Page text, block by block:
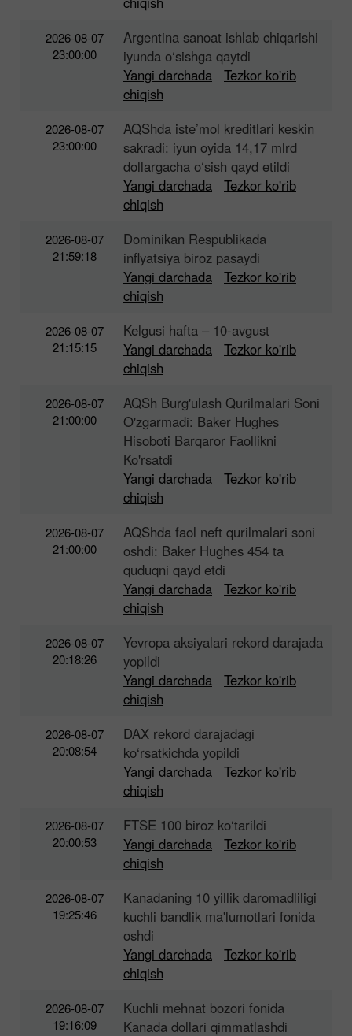
2026-08-07
23:00:00
Argentina sanoat ishlab chiqarishi
iyunda o‘sishga qaytdi
Yangi darchada
Tezkor ko'rib
chiqish
2026-08-07
23:00:00
AQShda iste’mol kreditlari keskin
sakradi: iyun oyida 14,17 mlrd
dollargacha o‘sish qayd etildi
Yangi darchada
Tezkor ko'rib
chiqish
2026-08-07
21:59:18
Dominikan Respublikada
inflyatsiya biroz pasaydi
Yangi darchada
Tezkor ko'rib
chiqish
2026-08-07
21:15:15
Kelgusi hafta – 10-avgust
Yangi darchada
Tezkor ko'rib
chiqish
2026-08-07
21:00:00
AQSh Burg'ulash Qurilmalari Soni
O'zgarmadi: Baker Hughes
Hisoboti Barqaror Faollikni
Ko'rsatdi
Yangi darchada
Tezkor ko'rib
chiqish
2026-08-07
21:00:00
AQShda faol neft qurilmalari soni
oshdi: Baker Hughes 454 ta
quduqni qayd etdi
Yangi darchada
Tezkor ko'rib
chiqish
2026-08-07
20:18:26
Yevropa aksiyalari rekord darajada
yopildi
Yangi darchada
Tezkor ko'rib
chiqish
2026-08-07
20:08:54
DAX rekord darajadagi
ko‘rsatkichda yopildi
Yangi darchada
Tezkor ko'rib
chiqish
2026-08-07
20:00:53
FTSE 100 biroz ko‘tarildi
Yangi darchada
Tezkor ko'rib
chiqish
2026-08-07
19:25:46
Kanadaning 10 yillik daromadliligi
kuchli bandlik ma'lumotlari fonida
oshdi
Yangi darchada
Tezkor ko'rib
chiqish
2026-08-07
19:16:09
Kuchli mehnat bozori fonida
Kanada dollari qimmatlashdi